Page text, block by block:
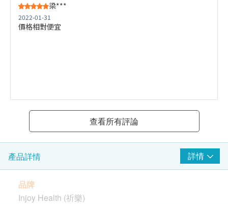
梁***
2022-01-31
價格相對便宜
查看所有評論
產品詳情 詳情
品牌
Injoy Health (祈樂)